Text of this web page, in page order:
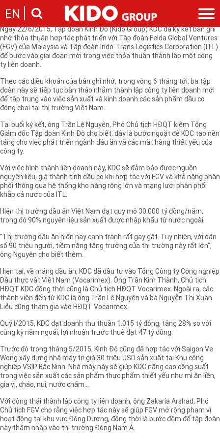
EN
Giới thiệu
Câu chuyện KIDO
Cam kết của KIDO
Nhà sáng lập
Ngành hàng
Ngành gia vị
Ngành bánh
Tin tức
Tin tức & sự kiện
Thông cáo báo chí của tập đoàn
Nhà đầu tư
Thông điệp
Ban điều hành
Báo cáo
Các công ty thành viên
Liên hệ
Nghề nghiệp
Giới thiệu
Đây là bước ngoặt để KDC tạo nền tảng cho việc phát triển ngành dầu
ăn và các mặt hàng thiết yếu của công ty.
Ngày 22/6/2015, Tập đoàn Kinh Đô (Kido Group) KDC đã ký kết bản ghi
nhớ thỏa thuận hợp tác phát triển với Tập đoàn Felda Global Ventures
(FGV) của Malaysia và Tập đoàn Indo-Trans Logistics Corporation (ITL)
để bước vào giai đoạn mới trong việc thỏa thuận thành lập một công
ty liên doanh.
Theo các điều khoản của bản ghi nhớ, trong vòng 6 tháng tới, ba tập
đoàn này sẽ tiếp tục bàn thảo nhằm thành lập công ty liên doanh mới
để tập trung vào việc sản xuất và kinh doanh các sản phẩm dầu cọ
đóng chai tại thị trường Việt Nam.
Tại buổi ký kết, ông Trần Lệ Nguyên, Phó Chủ tịch HĐQT kiêm Tổng
Giám đốc Tập đoàn Kinh Đô cho biết, đây là bước ngoặt để KDC tạo nền
tảng cho việc phát triển ngành dầu ăn và các mặt hàng thiết yếu của
công ty.
Với việc hình thành liên doanh này, KDC sẽ đảm bảo được nguồn
nguyên liệu, giá thành tinh dầu cọ khi hợp tác với FGV và khả năng phân
phối thông qua hệ thống kho hàng rộng lớn và mạng lưới phân phối
khắp cả nước của ITL.
Hiện thị trường dầu ăn Việt Nam đạt quy mô 30.000 tỷ đồng/năm,
trong đó 90% nguyên liệu sản xuất được nhập khẩu từ nước ngoài.
"Thị trường dầu ăn hiện nay cạnh tranh rất gay gắt. Tuy nhiên, với dân
số 90 triệu người, tiềm năng tăng trưởng của thị trường này rất lớn",
ông Nguyên cho biết thêm.
Hiện tại, về mảng dầu ăn, KDC đã đầu tư vào Tổng Công ty Công nghiệp
Dầu thực vật Việt Nam (Vocarimex). Ông Trần Kim Thành, Chủ tịch
HĐQT KDC đồng thời cũng là Chủ tịch HĐQT Vocarimex. Ngoài ra, các
thành viên đến từ KDC là ông Trần Lệ Nguyên và bà Nguyễn Thị Xuân
Liễu cũng tham gia vào HĐQT Vocarimex.
Quý I/2015, KDC đạt doanh thu thuần 1.015 tỷ đồng, tăng 28% so với
cùng kỳ năm ngoái, lợi nhuận trước thuế đạt 47 tỷ đồng.
Trước đó trong tháng 5/2015, Kinh Đô cũng đã hợp tác với Saigon Ve
Wong xây dựng nhà máy trị giá 30 triệu USD sản xuất tại Khu công
nghiệp VSIP Bắc Ninh. Nhà máy này sẽ giúp KDC nâng cao công suất
trong việc sản xuất các sản phẩm thực phẩm thiết yếu như mì ăn liền,
gia vị, cháo, nui, nước chấm...
Với động thái thành lập công ty liên doanh, ông Zakaria Arshad, Phó
Chủ tịch FGV cho rằng việc hợp tác này sẽ giúp FGV mở rộng phạm vị
hoạt động tại khu vực Đông Dương, đồng thời là bước đệm để tập đoàn
này thâm nhập vào thị trường Đông Nam Á.